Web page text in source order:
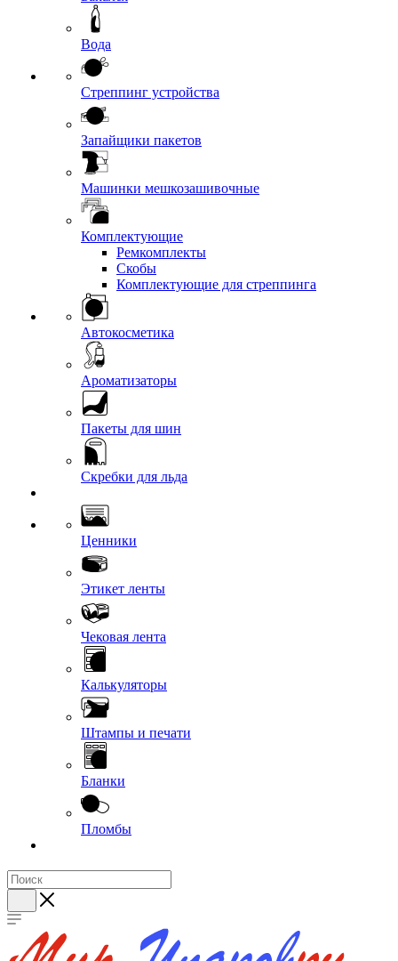
Вода
Стреппинг устройства
Запайщики пакетов
Машинки мешкозашивочные
Комплектующие
Ремкомплекты
Скобы
Комплектующие для стреппинга
Автокосметика
Ароматизаторы
Пакеты для шин
Скребки для льда
Ценники
Этикет ленты
Чековая лента
Калькуляторы
Штампы и печати
Бланки
Пломбы